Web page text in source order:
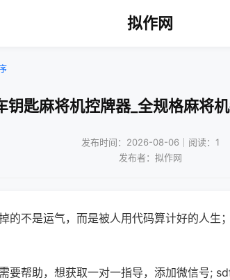
拟作网
钥匙麻将机控牌器_全规格麻将
发布时间：2026-08-06｜阅读：1
发布者：拟作网
的不是运气，而是被人用代码算计好的人生
要帮助，想获取一对一指导，添加微信号;